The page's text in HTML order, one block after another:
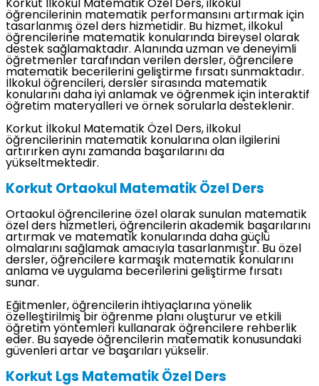
Korkut İlkokul Matematik Özel Ders, ilkokul
öğrencilerinin matematik performansını artırmak için
tasarlanmış özel ders hizmetidir. Bu hizmet, ilkokul
öğrencilerine matematik konularında bireysel olarak
destek sağlamaktadır. Alanında uzman ve deneyimli
öğretmenler tarafından verilen dersler, öğrencilere
matematik becerilerini geliştirme fırsatı sunmaktadır.
İlkokul öğrencileri, dersler sırasında matematik
konularını daha iyi anlamak ve öğrenmek için interaktif
öğretim materyalleri ve örnek sorularla desteklenir.
Korkut İlkokul Matematik Özel Ders, ilkokul
öğrencilerinin matematik konularına olan ilgilerini
artırırken aynı zamanda başarılarını da
yükseltmektedir.
Korkut Ortaokul Matematik Özel Ders
Ortaokul öğrencilerine özel olarak sunulan matematik
özel ders hizmetleri, öğrencilerin akademik başarılarını
artırmak ve matematik konularında daha güçlü
olmalarını sağlamak amacıyla tasarlanmıştır. Bu özel
dersler, öğrencilere karmaşık matematik konularını
anlama ve uygulama becerilerini geliştirme fırsatı
sunar.
Eğitmenler, öğrencilerin ihtiyaçlarına yönelik
özelleştirilmiş bir öğrenme planı oluşturur ve etkili
öğretim yöntemleri kullanarak öğrencilere rehberlik
eder. Bu sayede öğrencilerin matematik konusundaki
güvenleri artar ve başarıları yükselir.
Korkut Lgs Matematik Özel Ders